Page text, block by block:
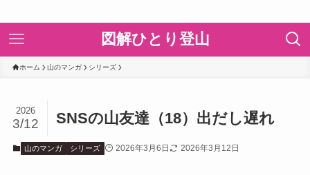
図解ひとり登山
ホーム 山のマンガ シリーズ
SNSの山友達（18）出だし遅れ
2026
3/12
山のマンガ シリーズ 2026年3月6日 2026年3月12日